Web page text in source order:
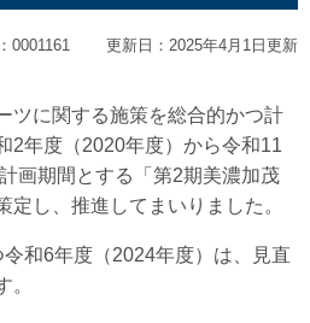
0001161 更新日：2025年4月1日更新
に関する施策を総合的かつ計
2年度（2020年度）から令和11
画期間とする「第2期美濃加茂
し、推進してまいりました。
和6年度（2024年度）は、見直
。